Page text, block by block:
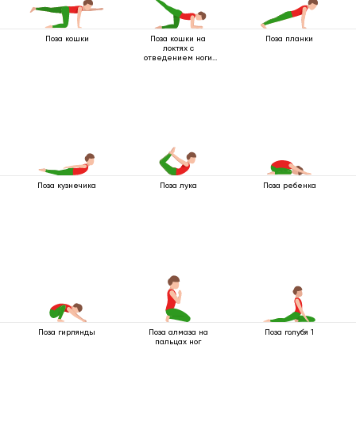
Поза кошки
Поза кошки на
локтях с
отведением ноги
Поза планки
Поза кузнечика Поза лука Поза ребенка
Поза гирлянды
Поза алмаза на
пальцах ног
Поза голубя 1